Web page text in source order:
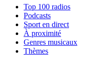
Top 100 radios
Podcasts
Sport en direct
À proximité
Genres musicaux
Thèmes